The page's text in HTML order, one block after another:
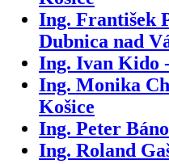
Ing. František
Dubnica nad
Ing. Ivan Kido
Ing. Monika
Košice
Ing. Peter
Ing. Roland